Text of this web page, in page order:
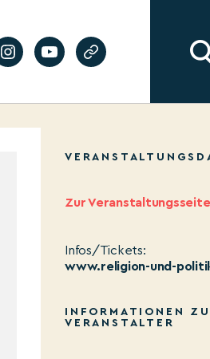
Zur Veranstaltungsseite
Infos/Tickets:
www.religion-und-
INFORMATIONEN
VERANSTALTER